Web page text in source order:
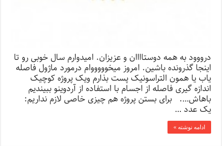
درووود به همه دوستاااان و عزیزان. امیدوارم سال خوبی رو تا
اینجا گذرونده باشین. امروز میخوووووام درمورد ماژول فاصله
یاب یا همون التراسونیک پست بذارم ویک پروژه کوچیک
اندازه گیری فاصله از اجسام با استفاده از آردوینو ببیندیم
باهاش…. برای بستن پروژه هم چیزی خاصی لازم نداریم:
یک عدد …
ادامه نوشته »